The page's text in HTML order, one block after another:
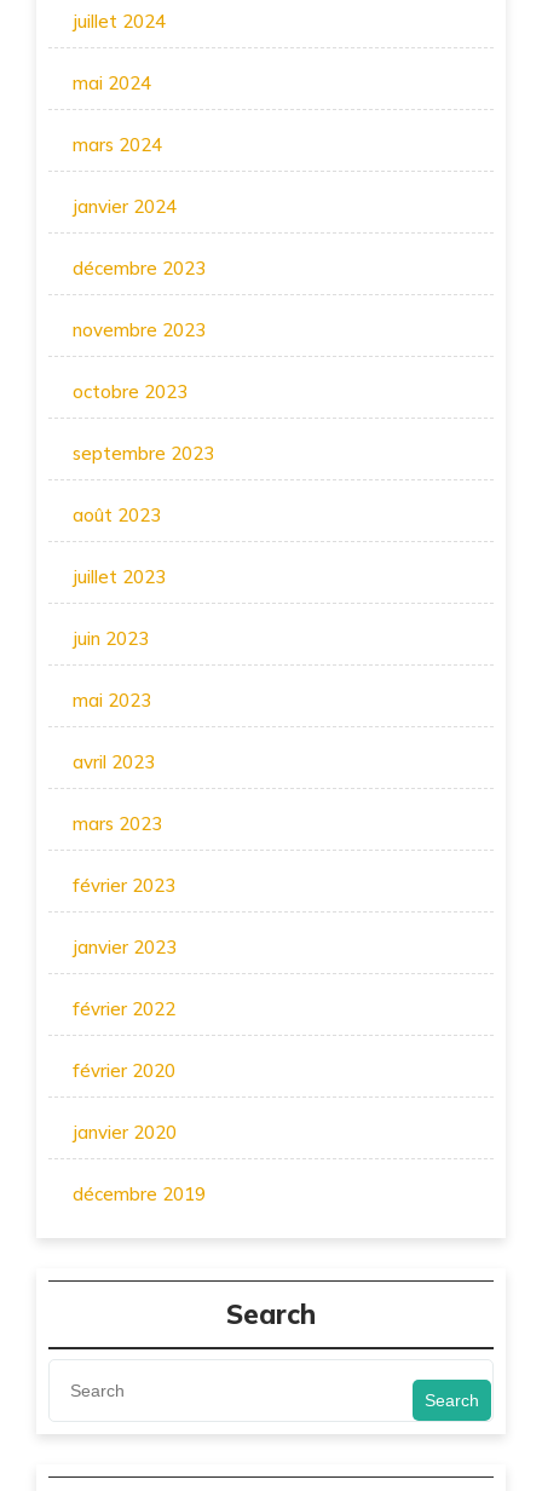
juillet 2024
mai 2024
mars 2024
janvier 2024
décembre 2023
novembre 2023
octobre 2023
septembre 2023
août 2023
juillet 2023
juin 2023
mai 2023
avril 2023
mars 2023
février 2023
janvier 2023
février 2022
février 2020
janvier 2020
décembre 2019
Search
Search